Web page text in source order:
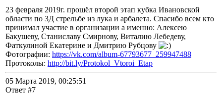
23 февраля 2019г. прошёл второй этап кубка Ивановской
области по 3Д стрельбе из лука и арбалета. Спасибо всем кто
принимал участие в организации а именно: Алексею
Бакушеву, Станиславу Смирнову, Виталию Лебедеву,
Фаткулиной Екатерине и Дмитрию Рубцову
Фотографии: https://vk.com/album-67793677_259947488
Протоколы: http://bit.ly/Protokol_Vtoroi_Etap
05 Марта 2019, 00:25:51
Ответ #7